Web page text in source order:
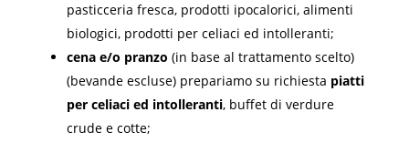
pasticceria fresca, prodotti ipocalorici, alimenti
biologici, prodotti per celiaci ed intolleranti;
cena e/o pranzo (in base al trattamento scelto)
(bevande escluse) prepariamo su richiesta piatti
per celiaci ed intolleranti, buffet di verdure
crude e cotte;